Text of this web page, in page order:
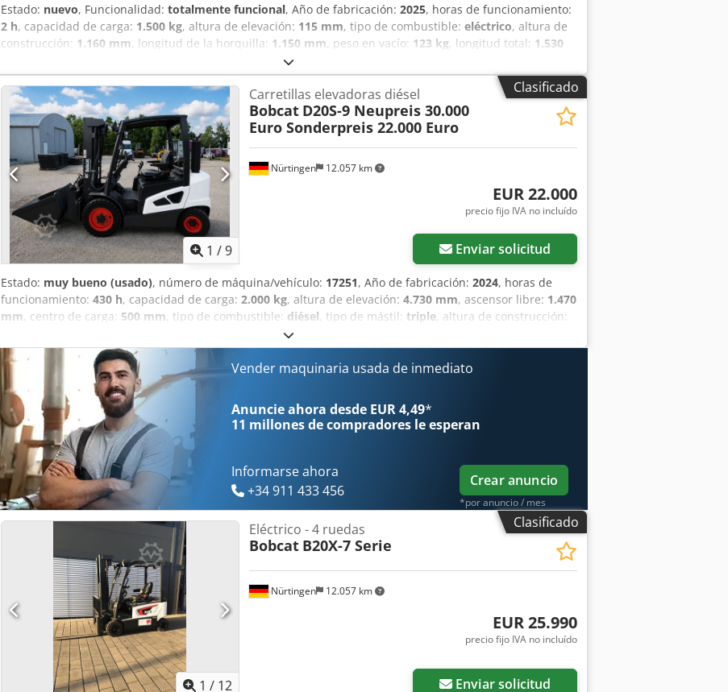
Estado: nuevo, Funcionalidad: totalmente funcional, Año de fabricación: 2025, horas de funcionamiento:
2 h, capacidad de carga: 1.500 kg, altura de elevación: 115 mm, tipo de combustible: eléctrico, altura de
construcción: 1.160 mm, longitud de la horquilla: 1.150 mm, peso en vacío: 123 kg, longitud total: 1.530
, ancho de construcción:
recorrido Centro de gravedad de la carga: 600 Ancho de las horquillas: 160 mm Grosor de las horquillas:
47 mm Estado: Nuevo Estado técnico: Nuevo Neumáticos delanteros, tipo: Vulkollan Estado de los
neumáticos delanteros: 80-100% Neumáticos traseros, tipo: Vulkollan Estado de los neumáticos traseros:
60-80% Voltaje de la batería: 24 V Capacidad de la batería: 20 Ah Tipo de batería: Iones de litio Año de
fabricación de la batería: 2024 Estado de la batería: 80-100% Certificado CE Batería de iones de litio, sin
mantenimiento, 24 V. Crsdpfx Ajzrilden Tjf
Clasificado
1 /9
Nürtingen 12.057 km
Carretillas elevadoras diésel
Bobcat D20S-9 Neupreis 30.000
Euro Sonderpreis 22.000 Euro
EUR 22.000
precio fijo IVA no incluído
Enviar solicitud
Estado: muy bueno (usado), número de máquina/vehículo: 17251, Año de fabricación: 2024, horas de
funcionamiento: 430 h, capacidad de carga: 2.000 kg, altura de elevación: 4.730 mm, ascensor libre: 1.470
mm, centro de carga: 500 mm, tipo de combustible: diésel, tipo de mástil: triple, altura de construcción:
, tamaño del neumático delantero:
neumático trasero:6.50-10, peso total:4.053 kg, 5215420 Cedpfjzr Db Hsx An Terf Número de serie:
FDA2A-5052-00236
Vender maquinaria usada de inmediato
Anuncie ahora desde EUR 4,49*
11 millones de compradores le esperan
Informarse ahora
+34 911 433 456
Crear anuncio
*por anuncio / mes
Clasificado
1 / 12
Nürtingen 12.057 km
Eléctrico - 4 ruedas
Bobcat B20X-7 Serie
EUR 25.990
precio fijo IVA no incluído
Enviar solicitud